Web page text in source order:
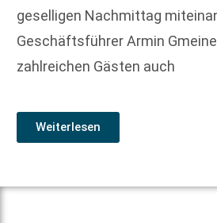
geselligen Nachmittag
Geschäftsführer Armin
zahlreichen Gästen auch
Weiterlesen